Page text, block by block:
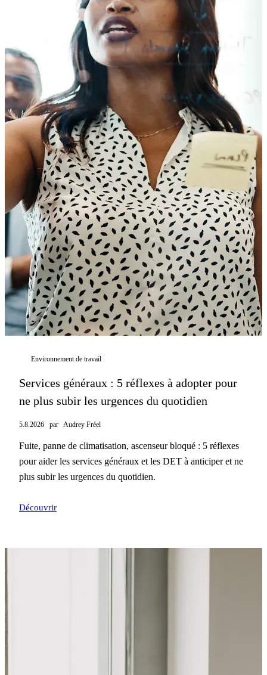
Environnement de travail
Services généraux : 5 réflexes à adopter pour
ne plus subir les urgences du quotidien
5.8.2026 par Audrey Fréel
Fuite, panne de climatisation, ascenseur bloqué : 5 réflexes
pour aider les services généraux et les DET à anticiper et ne
plus subir les urgences du quotidien.
Découvrir